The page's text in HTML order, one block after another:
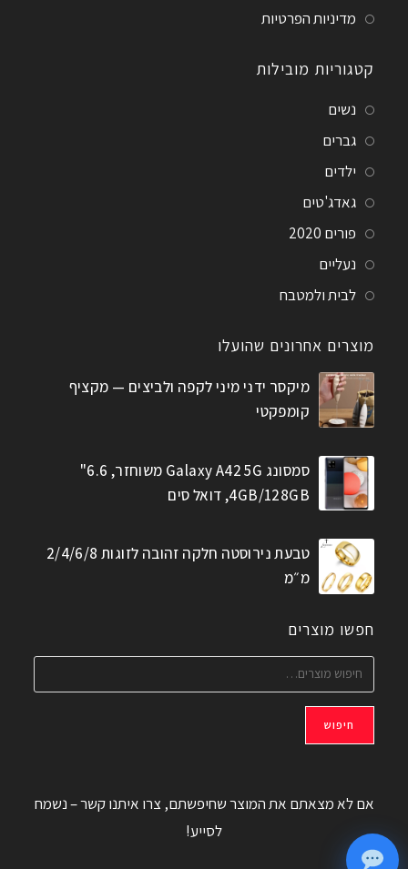
מדיניות הפרטיות
קטגוריות מובילות
נשים
גברים
ילדים
גאדג'טים
פורים 2020
נעליים
לבית ולמטבח
מוצרים אחרונים שהועלו
מיקסר ידני מיני לקפה ולביצים — מקציף
קומפקטי
סמסונג Galaxy A42 5G משוחזר, 6.6"
4GB/128GB, דואל סים
טבעת נירוסטה חלקה זהובה לזוגות 2/4/6/8
מ״מ
חפשו מוצרים
חיפוש
אם לא מצאתם את המוצר שחיפשתם, צרו איתנו קשר – נשמח
לסייע!